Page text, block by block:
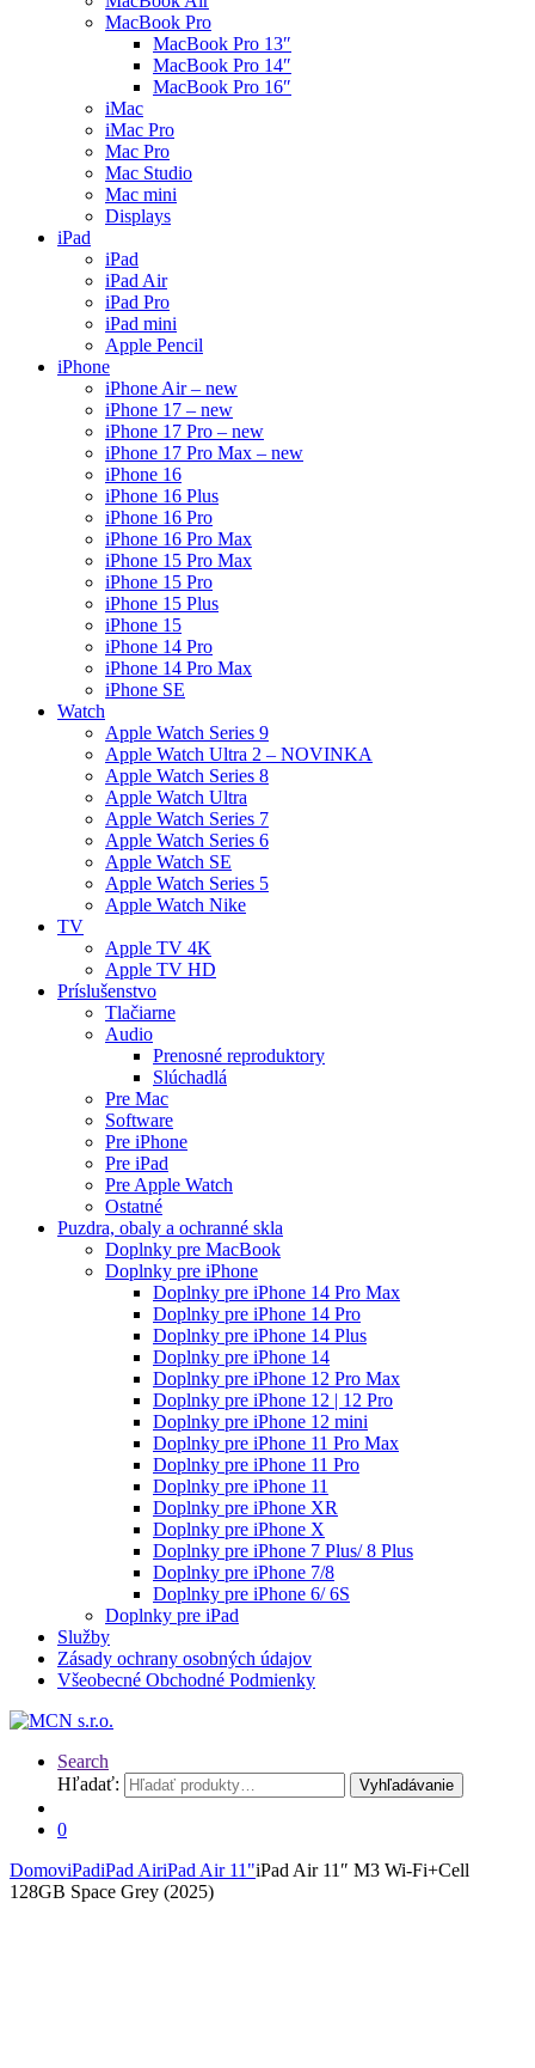
MacBook Pro
MacBook Pro 13″
MacBook Pro 14″
MacBook Pro 16″
iMac
iMac Pro
Mac Pro
Mac Studio
Mac mini
Displays
iPad
iPad
iPad Air
iPad Pro
iPad mini
Apple Pencil
iPhone
iPhone Air – new
iPhone 17 – new
iPhone 17 Pro – new
iPhone 17 Pro Max – new
iPhone 16
iPhone 16 Plus
iPhone 16 Pro
iPhone 16 Pro Max
iPhone 15 Pro Max
iPhone 15 Pro
iPhone 15 Plus
iPhone 15
iPhone 14 Pro
iPhone 14 Pro Max
iPhone SE
Watch
Apple Watch Series 9
Apple Watch Ultra 2 – NOVINKA
Apple Watch Series 8
Apple Watch Ultra
Apple Watch Series 7
Apple Watch Series 6
Apple Watch SE
Apple Watch Series 5
Apple Watch Nike
TV
Apple TV 4K
Apple TV HD
Príslušenstvo
Tlačiarne
Audio
Prenosné reproduktory
Slúchadlá
Pre Mac
Software
Pre iPhone
Pre iPad
Pre Apple Watch
Ostatné
Puzdra, obaly a ochranné skla
Doplnky pre MacBook
Doplnky pre iPhone
Doplnky pre iPhone 14 Pro Max
Doplnky pre iPhone 14 Pro
Doplnky pre iPhone 14 Plus
Doplnky pre iPhone 14
Doplnky pre iPhone 12 Pro Max
Doplnky pre iPhone 12 | 12 Pro
Doplnky pre iPhone 12 mini
Doplnky pre iPhone 11 Pro Max
Doplnky pre iPhone 11 Pro
Doplnky pre iPhone 11
Doplnky pre iPhone XR
Doplnky pre iPhone X
Doplnky pre iPhone 7 Plus/ 8 Plus
Doplnky pre iPhone 7/8
Doplnky pre iPhone 6/ 6S
Doplnky pre iPad
Služby
Zásady ochrany osobných údajov
Všeobecné Obchodné Podmienky
Search
Hľadať:
Vyhľadávanie
0
DomoviPadiPad AiriPad Air 11"iPad Air 11″ M3 Wi-Fi+Cell
128GB Space Grey (2025)